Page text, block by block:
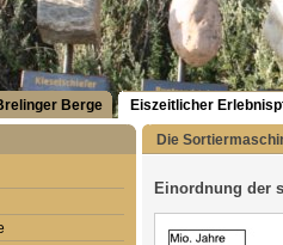
Berge Eiszeitlicher
Die
Einordnung der